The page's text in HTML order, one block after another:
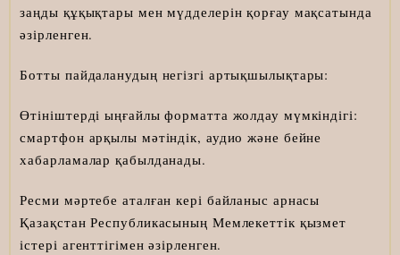
заңды құқықтары мен мүдделерін қорғау мақсатында
әзірленген.
Ботты пайдаланудың негізгі артықшылықтары:
Өтініштерді ыңғайлы форматта жолдау мүмкіндігі:
смартфон арқылы мәтіндік, аудио және бейне
хабарламалар қабылданады.
Ресми мәртебе аталған кері байланыс арнасы
Қазақстан Республикасының Мемлекеттік қызмет
істері агенттігімен әзірленген.